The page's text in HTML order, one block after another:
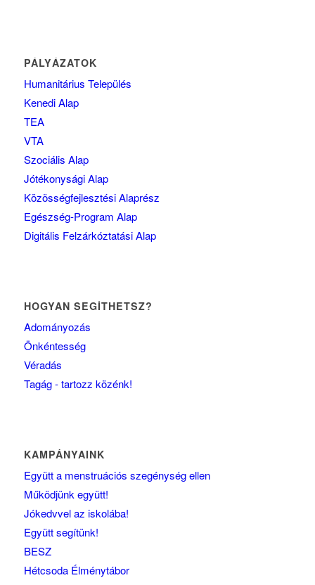
PÁLYÁZATOK
Humanitárius Település
Kenedi Alap
TEA
VTA
Szociális Alap
Jótékonysági Alap
Közösségfejlesztési Alaprész
Egészség-Program Alap
Digitális Felzárkóztatási Alap
HOGYAN SEGÍTHETSZ?
Adományozás
Önkéntesség
Véradás
Tagág - tartozz közénk!
KAMPÁNYAINK
Együtt a menstruációs szegénység ellen
Működjünk együtt!
Jókedvvel az iskolába!
Együtt segítünk!
BESZ
Hétcsoda Élménytábor